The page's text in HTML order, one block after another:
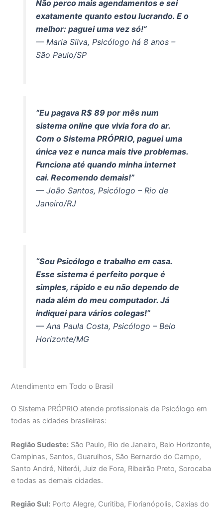
Não perco mais agendamentos e sei
exatamente quanto estou lucrando. E o
melhor: paguei uma vez só!”
— Maria Silva, Psicólogo há 8 anos –
São Paulo/SP
“Eu pagava R$ 89 por mês num
sistema online que vivia fora do ar.
Com o Sistema PRÓPRIO, paguei uma
única vez e nunca mais tive problemas.
Funciona até quando minha internet
cai. Recomendo demais!”
— João Santos, Psicólogo – Rio de
Janeiro/RJ
“Sou Psicólogo e trabalho em casa.
Esse sistema é perfeito porque é
simples, rápido e eu não dependo de
nada além do meu computador. Já
indiquei para vários colegas!”
— Ana Paula Costa, Psicólogo – Belo
Horizonte/MG
Atendimento em Todo o Brasil
O Sistema PRÓPRIO atende profissionais de Psicólogo em
todas as cidades brasileiras:
Região Sudeste: São Paulo, Rio de Janeiro, Belo Horizonte,
Campinas, Santos, Guarulhos, São Bernardo do Campo,
Santo André, Niterói, Juiz de Fora, Ribeirão Preto, Sorocaba
e todas as demais cidades.
Região Sul: Porto Alegre, Curitiba, Florianópolis, Caxias do